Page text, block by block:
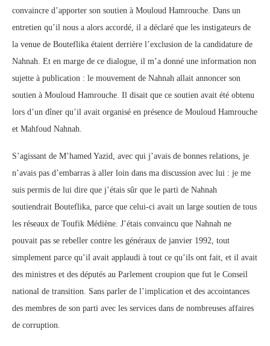
convaincre d’apporter son soutien à Mouloud Hamrouche. Dans un
entretien qu’il nous a alors accordé, il a déclaré que les instigateurs de
la venue de Bouteflika étaient derrière l’exclusion de la candidature de
Nahnah. Et en marge de ce dialogue, il m’a donné une information non
sujette à publication : le mouvement de Nahnah allait annoncer son
soutien à Mouloud Hamrouche. Il disait que ce soutien avait été obtenu
lors d’un dîner qu’il avait organisé en présence de Mouloud Hamrouche
et Mahfoud Nahnah.
S’agissant de M’hamed Yazid, avec qui j’avais de bonnes relations, je
n’avais pas d’embarras à aller loin dans ma discussion avec lui : je me
suis permis de lui dire que j’étais sûr que le parti de Nahnah
soutiendrait Bouteflika, parce que celui-ci avait un large soutien de tous
les réseaux de Toufik Médiène. J’étais convaincu que Nahnah ne
pouvait pas se rebeller contre les généraux de janvier 1992, tout
simplement parce qu’il avait applaudi à tout ce qu’ils ont fait, et il avait
des ministres et des députés au Parlement croupion que fut le Conseil
national de transition. Sans parler de l’implication et des accointances
des membres de son parti avec les services dans de nombreuses affaires
de corruption.